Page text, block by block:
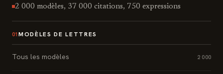
2 000 modèles, 37 000 citations, 750 expressions
01 MODÈLES DE LETTRES
Tous les modèles 2 000